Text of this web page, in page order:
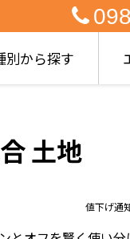
別から探す
土地
値下げ通